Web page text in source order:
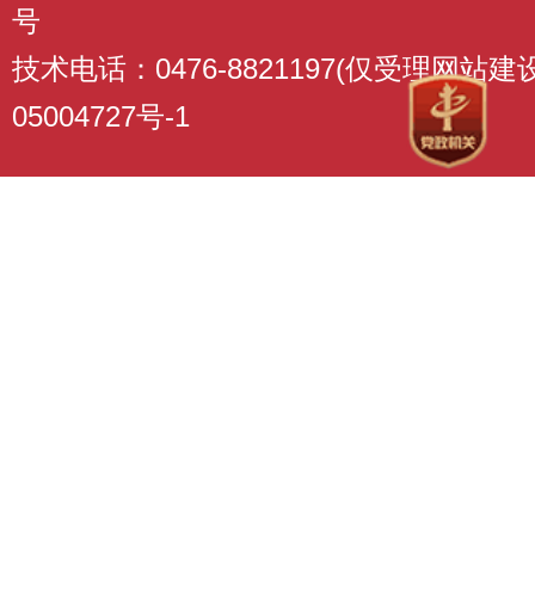
号
技术电话：0476-8821197(仅受理网站建
05004727号-1